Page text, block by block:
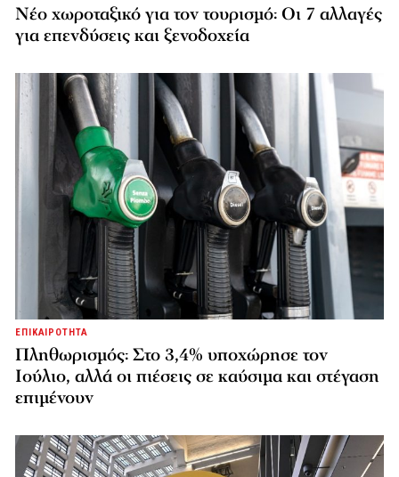
Νέο χωροταξικό για τον τουρισμό: Οι 7 αλλαγές
για επενδύσεις και ξενοδοχεία
ΕΠΙΚΑΙΡΟΤΗΤΑ
Πληθωρισμός: Στο 3,4% υποχώρησε τον
Ιούλιο, αλλά οι πιέσεις σε καύσιμα και στέγαση
επιμένουν